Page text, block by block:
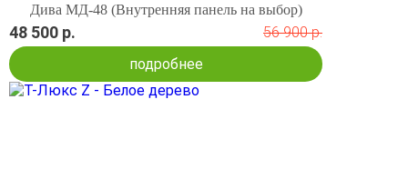
Дива МД-48 (Внутренняя панель на выбор)
48 500 р.
56 900 р.
подробнее